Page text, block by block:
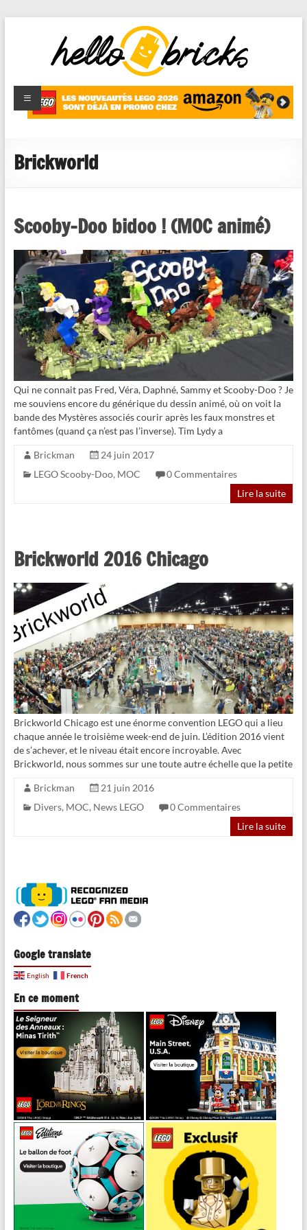
HelloBricks
Blog LEGO,
nouveaut�s
reviews
Brickworld
Scooby-Doo bidoo ! (MOC animé)
Qui ne connait pas Fred, Véra, Daphné, Sammy et Scooby-Doo ? Je
me souviens encore du générique du dessin animé, où on voit la
bande des Mystères associés courir après les faux monstres et
fantômes (quand ça n’est pas l’inverse). Tim Lydy a
Brickman
24 juin 2017
LEGO Scooby-Doo, MOC
0 Commentaires
Lire la suite
Brickworld 2016 Chicago
Brickworld Chicago est une énorme convention LEGO qui a lieu
chaque année le troisième week-end de juin. L’édition 2016 vient
de s’achever, et le niveau était encore incroyable. Avec
Brickworld, nous sommes sur une toute autre échelle que la petite
Brickman
21 juin 2016
Divers, MOC, News LEGO
0 Commentaires
Lire la suite
Google translate
English French
En ce moment